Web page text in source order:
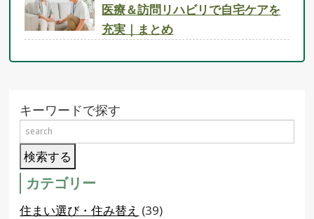
医療＆訪問リハビリで自宅ケアを
充実｜まとめ
キーワードで探す
カテゴリー
住まい選び・住み替え (39)